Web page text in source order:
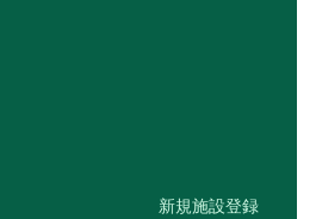
新規施設登録